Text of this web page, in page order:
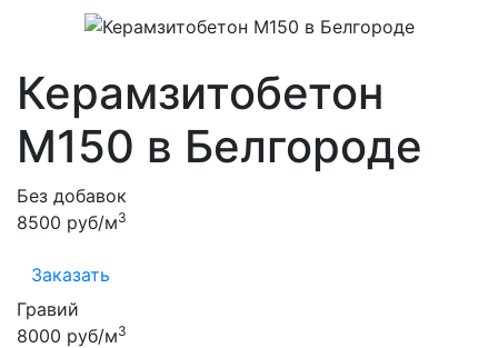
Керамзитобетон
М150 в Белгороде
Без добавок
8500 руб/м3
Заказать
Гравий
8000 руб/м3